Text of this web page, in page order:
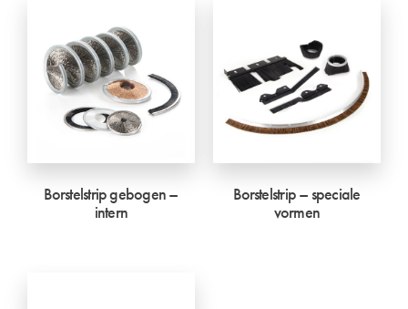
Borstelstrip gebogen –
intern
Borstelstrip – speciale
vormen